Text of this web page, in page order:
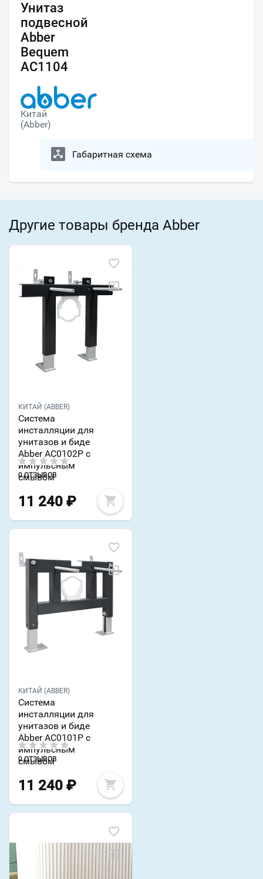
Унитаз
подвесной
Abber
Bequem
AC1104
Китай
(Abber)
Габаритная схема
Другие товары бренда Abber
КИТАЙ (ABBER)
Система
инсталляции для
унитазов и биде
Abber AC0102P с
импульсным
смывом
0 ОТЗЫВОВ
11 240 ₽
КИТАЙ (ABBER)
Система
инсталляции для
унитазов и биде
Abber AC0101P с
импульсным
смывом
0 ОТЗЫВОВ
11 240 ₽